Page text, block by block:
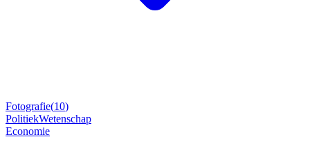
Fotografie(10)
PolitiekWetenschap
Economie